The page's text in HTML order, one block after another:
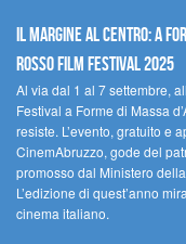
Il margine al centro: a
Rosso Film Festival 2025
Al via dal 1 al 7 settembre,
Festival a Forme di Massa
resiste. L’evento, gratuito e
CinemAbruzzo, gode del
promosso dal Ministero
L’edizione di quest’anno
cinema italiano.